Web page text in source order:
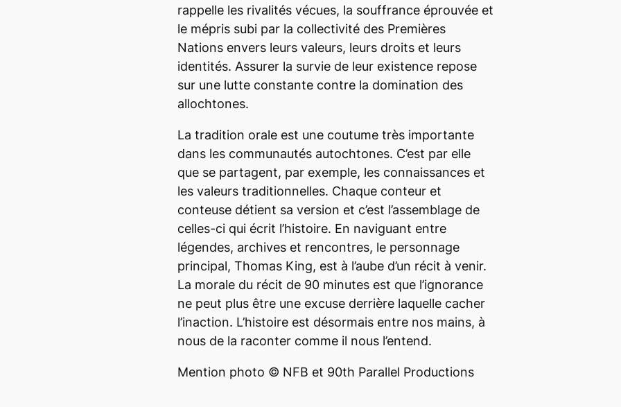
rappelle les rivalités vécues, la souffrance éprouvée et
le mépris subi par la collectivité des Premières
Nations envers leurs valeurs, leurs droits et leurs
identités. Assurer la survie de leur existence repose
sur une lutte constante contre la domination des
allochtones.
La tradition orale est une coutume très importante
dans les communautés autochtones. C’est par elle
que se partagent, par exemple, les connaissances et
les valeurs traditionnelles. Chaque conteur et
conteuse détient sa version et c’est l’assemblage de
celles-ci qui écrit l’histoire. En naviguant entre
légendes, archives et rencontres, le personnage
principal, Thomas King, est à l’aube d’un récit à venir.
La morale du récit de 90 minutes est que l’ignorance
ne peut plus être une excuse derrière laquelle cacher
l’inaction. L’histoire est désormais entre nos mains, à
nous de la raconter comme il nous l’entend.
Mention photo © NFB et 90th Parallel Productions